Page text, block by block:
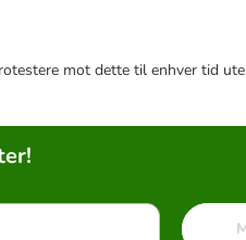
mot dette til enhver tid